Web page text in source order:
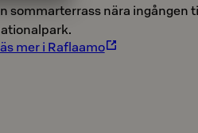
sommarterrass nära ingången
mer i Raflaamo